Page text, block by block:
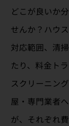
どこが良いか
せんか？ハウ
対応範囲、清
たり、料金ト
スクリーニン
屋・専門業者
が、それぞれ